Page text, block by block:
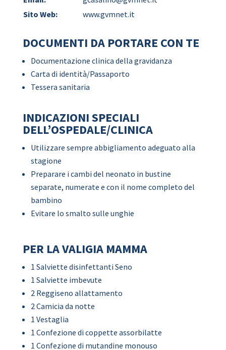
Sito Web:
www.gvmnet.it
DOCUMENTI DA PORTARE CON TE
Documentazione clinica della gravidanza
Carta di identità/Passaporto
Tessera sanitaria
INDICAZIONI SPECIALI
DELL’OSPEDALE/CLINICA
Utilizzare sempre abbigliamento adeguato alla
stagione
Preparare i cambi del neonato in bustine
separate, numerate e con il nome completo del
bambino
Evitare lo smalto sulle unghie
PER LA VALIGIA MAMMA
1 Salviette disinfettanti Seno
1 Salviette imbevute
2 Reggiseno allattamento
2 Camicia da notte
1 Vestaglia
1 Confezione di coppette assorbilatte
1 Confezione di mutandine monouso